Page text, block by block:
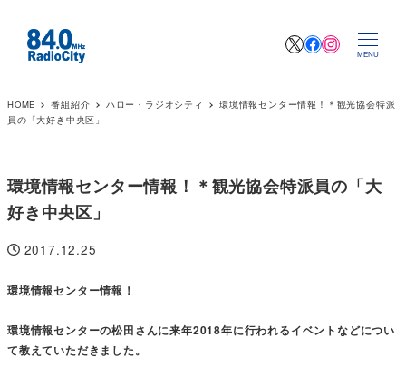
XFacebook
MENU
HOME 番組紹介 ハロー・ラジオシティ
環境情報センター情報！＊観光協会特派
員の「大好き中央区」
環境情報センター情報！＊観光協会特派員の「大
好き中央区」
投稿日
2017.12.25
環境情報センター情報！
環境情報センターの松田さんに来年2018年に行われるイベントなどについ
て教えていただきました。